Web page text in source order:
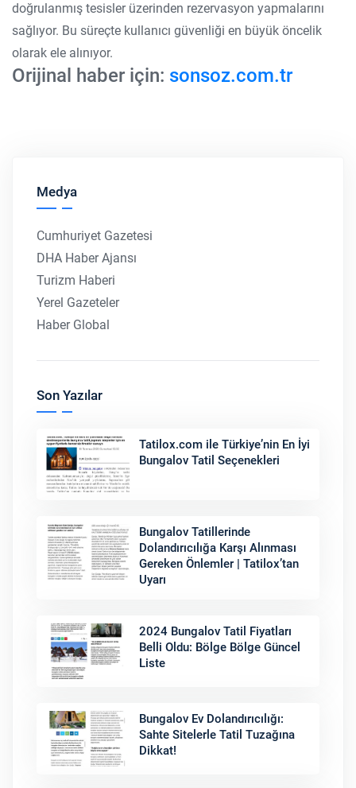
doğrulanmış tesisler üzerinden rezervasyon yapmalarını
sağlıyor. Bu süreçte kullanıcı güvenliği en büyük öncelik
olarak ele alınıyor.
Orijinal haber için: sonsoz.com.tr
Medya
Cumhuriyet Gazetesi
DHA Haber Ajansı
Turizm Haberi
Yerel Gazeteler
Haber Global
Son Yazılar
Tatilox.com ile Türkiye’nin En İyi
Bungalov Tatil Seçenekleri
Bungalov Tatillerinde
Dolandırıcılığa Karşı Alınması
Gereken Önlemler | Tatilox’tan
Uyarı
2024 Bungalov Tatil Fiyatları
Belli Oldu: Bölge Bölge Güncel
Liste
Bungalov Ev Dolandırıcılığı:
Sahte Sitelerle Tatil Tuzağına
Dikkat!